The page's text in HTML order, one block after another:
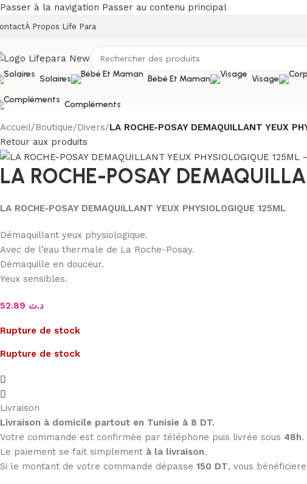
Passer à la navigation Passer au contenu principal
À Propos Life Para
Solaires
Bébé Et Maman Visage
Compléments
Accueil/Boutique/Divers/LA ROCHE-POSAY DEMAQUILLANT YEUX
Retour aux produits
LA ROCHE-POSAY
LA ROCHE-POSAY DEMAQUILLANT YEUX PHYSIOLOGIQUE 125ML
Démaquillant yeux physiologique.
Avec de l’eau thermale de La Roche-Posay.
Démaquille en douceur.
Yeux sensibles.
د.ت
Rupture de stock
Rupture de stock
Livraison
Livraison à domicile partout en Tunisie à 8 DT.
Votre commande est confirmée par téléphone puis livrée sous 48h.
Le paiement se fait simplement à la livraison.
Si le montant de votre commande dépasse 150 DT, vous